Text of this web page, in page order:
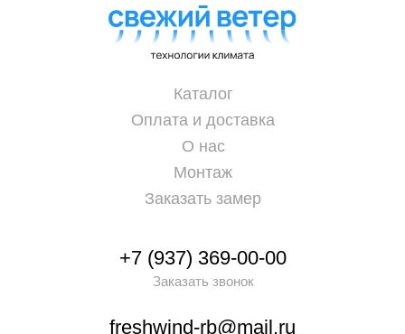
+7 (937) 369-00-00
Заказать звонок
freshwind-rb@mail.ru
Каталог
Оплата и доставка
О нас
Монтаж
Заказать замер